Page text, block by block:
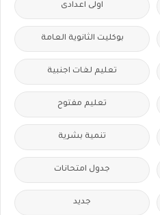
اولى اعدادى
بوكليت الثانوية العامة
تعليم لغات اجنبية
تعليم مفتوح
تنمية بشرية
جدول امتحانات
جديد